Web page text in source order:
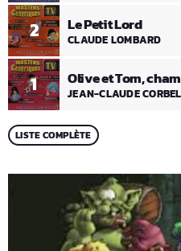
1 Olive et Tom,
JEAN-CLAUDE CORBEL
2 Le Petit Lord
CLAUDE LOMBARD
LISTE COMPLÈTE